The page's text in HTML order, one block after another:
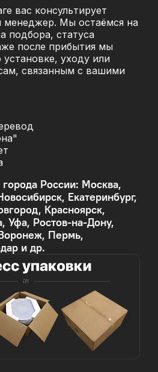
вас консультирует
менеджер. Мы остаёмся на
подбора, статуса
после прибытия мы
уходу или
связанным с вашими
России: Москва,
Екатеринбург,
Красноярск,
Уфа, Ростов-на-Дону,
Пермь,
и др.